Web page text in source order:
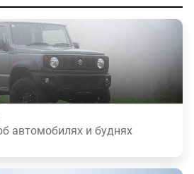
автомобилях и буднях